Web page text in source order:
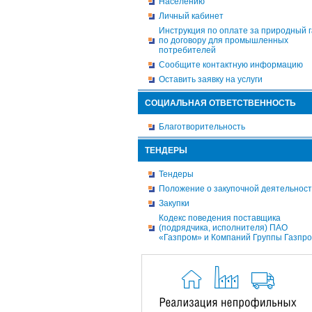
Личный кабинет
Инструкция по оплате за природный
по договору для промышленных
потребителей
Сообщите контактную информацию
Оставить заявку на услуги
СОЦИАЛЬНАЯ ОТВЕТСТВЕННОСТЬ
Благотворительность
ТЕНДЕРЫ
Тендеры
Положение о закупочной
Закупки
Кодекс поведения поставщика
(подрядчика, исполнителя) ПАО
«Газпром» и Компаний Группы